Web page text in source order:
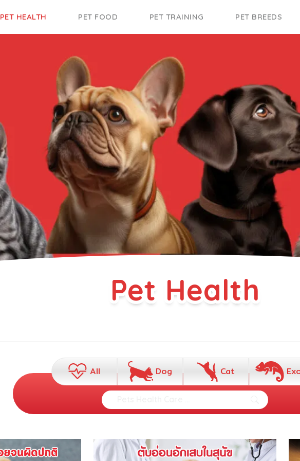
PET HEALTH PET FOOD PET TRAINING PET BREEDS
Pet Health
All Dog Cat